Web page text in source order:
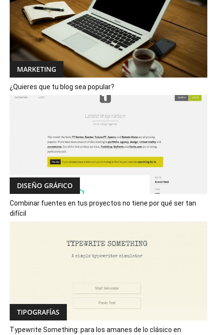
MARKETING
¿Quieres que tu blog sea popular?
DISEÑO GRÁFICO
Combinar fuentes en tus proyectos no tiene por qué ser tan
difícil
TIPOGRAFÍAS
Typewrite Something: para los amanes de lo clásico en